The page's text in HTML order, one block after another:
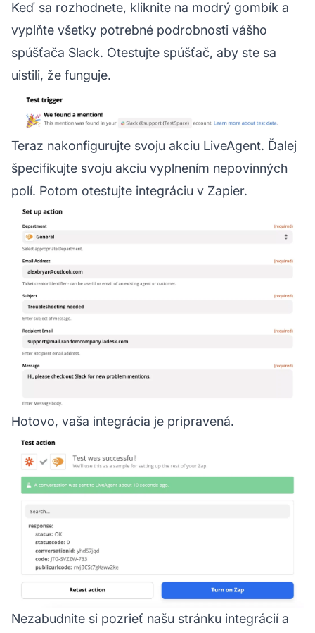
Keď sa rozhodnete, kliknite na modrý gombík a
vyplňte všetky potrebné podrobnosti vášho
spúšťača Slack. Otestujte spúšťač, aby ste sa
uistili, že funguje.
Teraz nakonfigurujte svoju akciu LiveAgent. Ďalej
špecifikujte svoju akciu vyplnením nepovinných
polí. Potom otestujte integráciu v Zapier.
Hotovo, vaša integrácia je pripravená.
Nezabudnite si pozrieť našu stránku integrácií a